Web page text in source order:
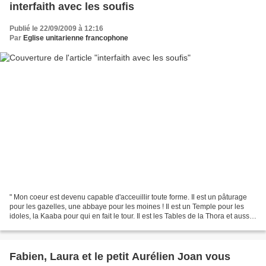
interfaith avec les soufis
Publié le 22/09/2009 à 12:16
Par Eglise unitarienne francophone
" Mon coeur est devenu capable d'acceuillir toute forme. Il est un pâturage
pour les gazelles, une abbaye pour les moines ! Il est un Temple pour les
idoles, la Kaaba pour qui en fait le tour. Il est les Tables de la Thora et aussi
Fabien, Laura et le petit Aurélien Joan vous